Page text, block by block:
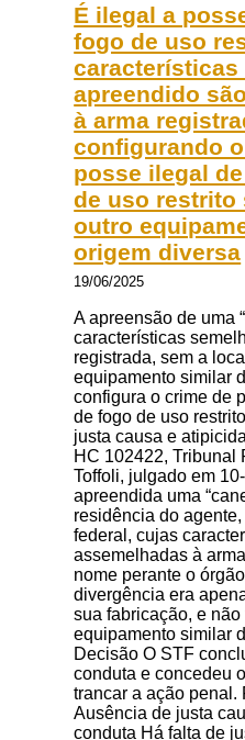
É ilegal a
fogo de uso
características
apreendido
à arma
configurando
posse ilegal
de uso restrito
outro
origem diversa
19/06/2025
A apreensão de uma
características
registrada, sem a
equipamento similar
configura o crime de
de fogo de uso
justa causa e
HC 102422, Tribunal
Toffoli, julgado em
apreendida uma
residência do
federal, cujas
assemelhadas à
nome perante o
divergência era
sua fabricação, e
equipamento similar
Decisão O STF
conduta e concedeu
trancar a ação penal.
Ausência de justa
conduta Há falta de